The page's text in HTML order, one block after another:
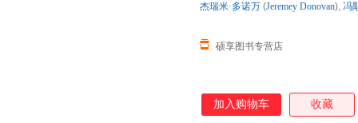
硕享图书专营店
杰瑞米·多诺万 (Jeremey Donovan), 冯
加入购物车 收藏